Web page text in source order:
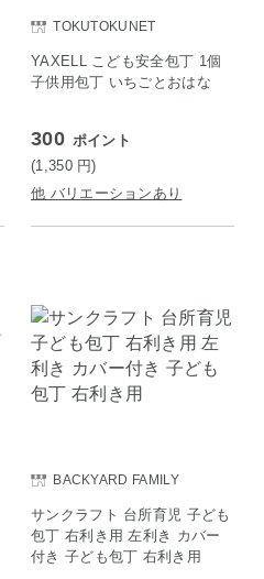
TOKUTOKUNET
YAXELL こども安全包丁 1個
子供用包丁 いちごとおはな
300 ポイント
(1,350 円)
他 バリエーションあり
BACKYARD FAMILY
サンクラフト 台所育児 子ども
包丁 右利き用 左利き カバー
付き 子ども包丁 右利き用